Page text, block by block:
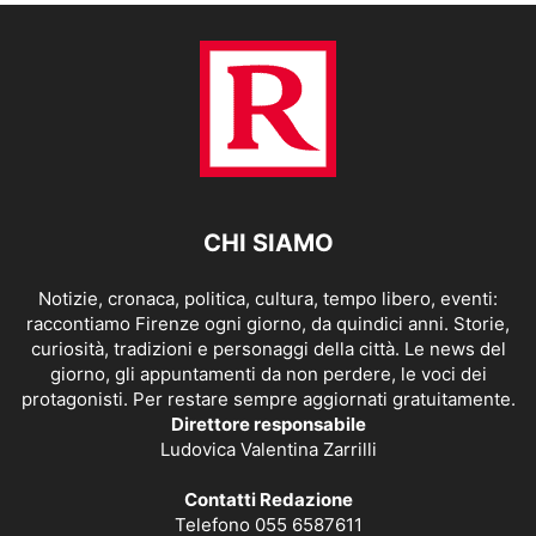
CHI SIAMO
Notizie, cronaca, politica, cultura, tempo libero, eventi:
raccontiamo Firenze ogni giorno, da quindici anni. Storie,
curiosità, tradizioni e personaggi della città. Le news del
giorno, gli appuntamenti da non perdere, le voci dei
protagonisti. Per restare sempre aggiornati gratuitamente.
Direttore responsabile
Ludovica Valentina Zarrilli
Contatti Redazione
Telefono 055 6587611